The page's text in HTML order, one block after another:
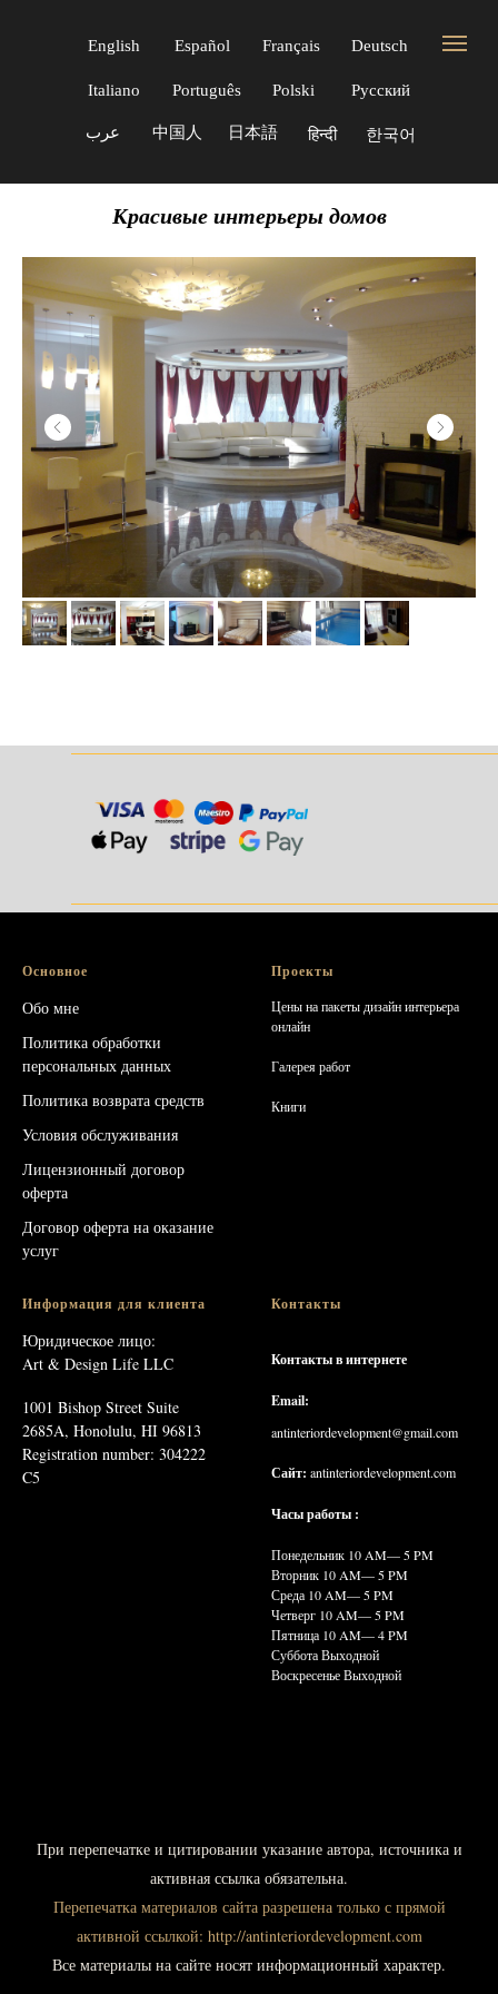
English Español Français Deutsch
Italiano Português Polski Русский
عرب 中国人 日本語 हिन्दी 한국어
Красивые интерьеры домов
Основное
Обо мне
Политика обработки
персональных данных
Политика возврата средств
Условия обслуживания
Лицензионный договор
оферта
Договор оферта на оказание
услуг
Проекты
Цены на пакеты дизайн интерьера
онлайн
Галерея работ
Книги
Информация для клиента
Юридическое лицо:
Art & Design Life LLC
1001 Bishop Street Suite
2685A, Honolulu, HI 96813
Registration number: 304222
C5
Контакты
Контакты в интернете
Email:
antinteriordevelopment@gmail.com
Сайт: antinteriordevelopment.com
Часы работы :
Понедельник 10 AM— 5 PM
Вторник 10 AM— 5 PM
Среда 10 AM— 5 PM
Четверг 10 AM— 5 PM
Пятница 10 AM— 4 PM
Суббота Выходной
Воскресенье Выходной
При перепечатке и цитировании указание автора, источника и
активная ссылка обязательна.
Перепечатка материалов сайта разрешена только с прямой
активной ссылкой: http://antinteriordevelopment.com
Все материалы на сайте носят информационный характер.